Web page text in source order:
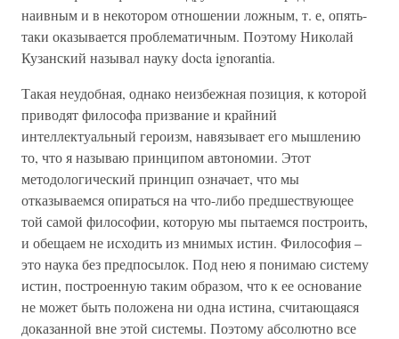
наивным и в некотором отношении ложным, т. е, опять-
таки оказывается проблематичным. Поэтому Николай
Кузанский называл науку docta ignorantia.
Такая неудобная, однако неизбежная позиция, к которой
приводят философа призвание и крайний
интеллектуальный героизм, навязывает его мышлению
то, что я называю принципом автономии. Этот
методологический принцип означает, что мы
отказываемся опираться на что-либо предшествующее
той самой философии, которую мы пытаемся построить,
и обещаем не исходить из мнимых истин. Философия –
это наука без предпосылок. Под нею я понимаю систему
истин, построенную таким образом, что к ее основание
не может быть положена ни одна истина, считающаяся
доказанной вне этой системы. Поэтому абсолютно все